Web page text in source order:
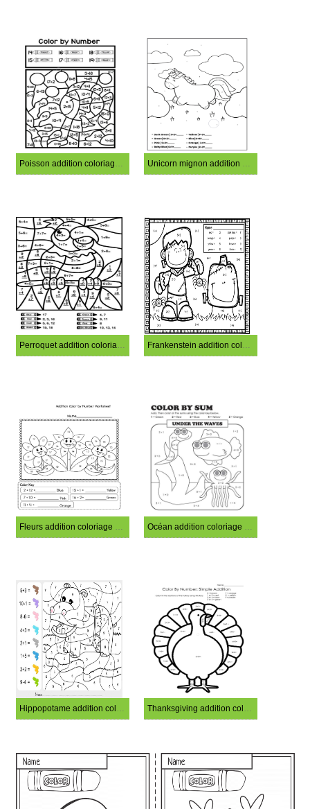
Poisson addition coloriage magique Unicorn mignon addition coloriage magique
Perroquet addition coloriage magique Frankenstein addition coloriage magique
Fleurs addition coloriage magique Océan addition coloriage magique
Hippopotame addition coloriage magique Thanksgiving addition coloriage magique